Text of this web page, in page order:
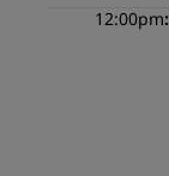
12:00pm